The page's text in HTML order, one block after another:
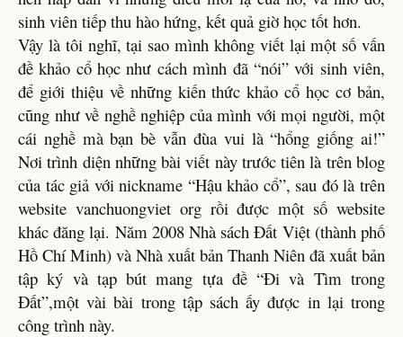
sinh viên tiếp thu hào hứng, kết quả giờ học tốt hơn.
Vậy là tôi nghĩ, tại sao mình không viết lại một số vấn
đề khảo cổ học như cách mình đã “nói” với sinh viên,
để giới thiệu về những kiến thức khảo cổ học cơ bản,
cũng như về nghề nghiệp của mình với mọi người, một
cái nghề mà bạn bè vẫn đùa vui là “hổng giống ai!”
Nơi trình diện những bài viết này trước tiên là trên blog
của tác giả với nickname “Hậu khảo cổ”, sau đó là trên
website vanchuongviet org rồi được một số website
khác đăng lại. Năm 2008 Nhà sách Đất Việt (thành phố
Hồ Chí Minh) và Nhà xuất bản Thanh Niên đã xuất bản
tập ký và tạp bút mang tựa đề “Đi và Tìm trong
Đất”,một vài bài trong tập sách ấy được in lại trong
công trình này.